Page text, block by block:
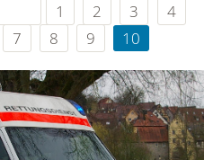
1 2 3
4
7 8 9 10